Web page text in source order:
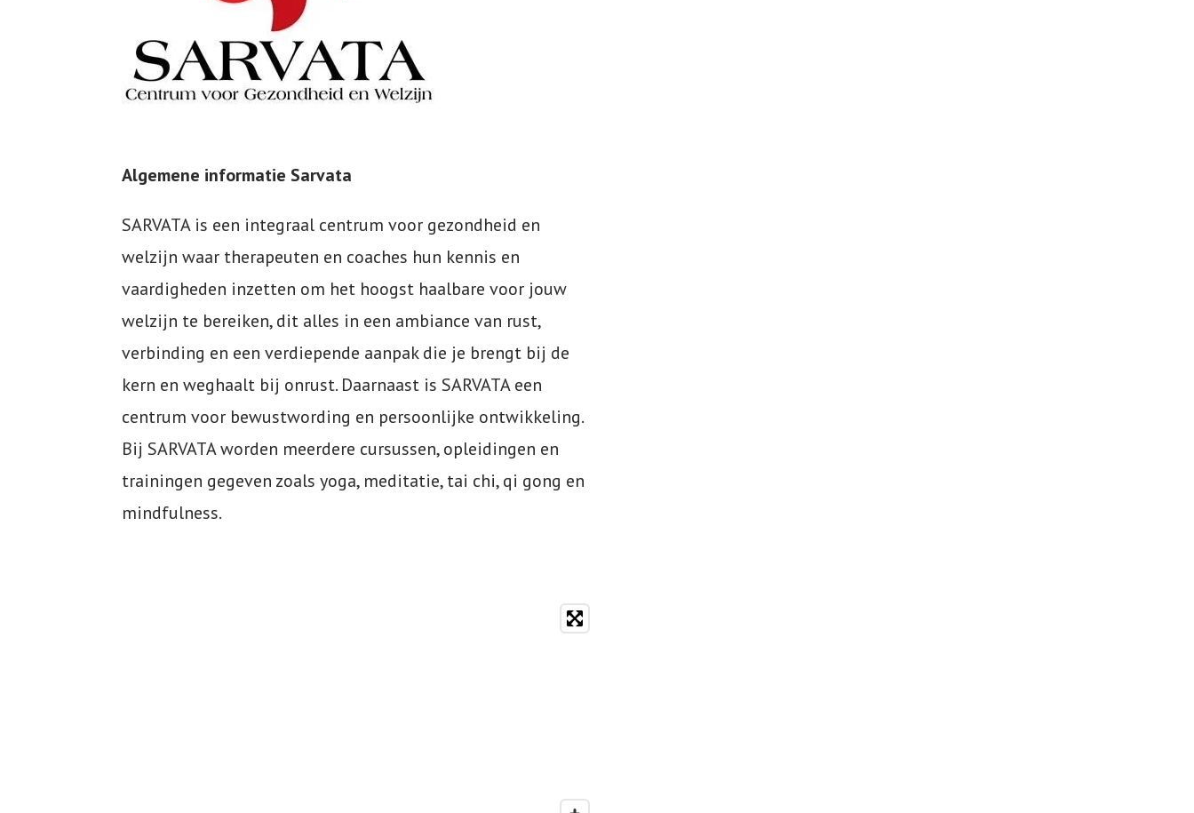
Algemene informatie Sarvata
SARVATA is een integraal centrum voor gezondheid en
welzijn waar therapeuten en coaches hun kennis en
vaardigheden inzetten om het hoogst haalbare voor jouw
welzijn te bereiken, dit alles in een ambiance van rust,
verbinding en een verdiepende aanpak die je brengt bij de
kern en weghaalt bij onrust. Daarnaast is SARVATA een
centrum voor bewustwording en persoonlijke ontwikkeling.
Bij SARVATA worden meerdere cursussen, opleidingen en
trainingen gegeven zoals yoga, meditatie, tai chi, qi gong en
mindfulness.